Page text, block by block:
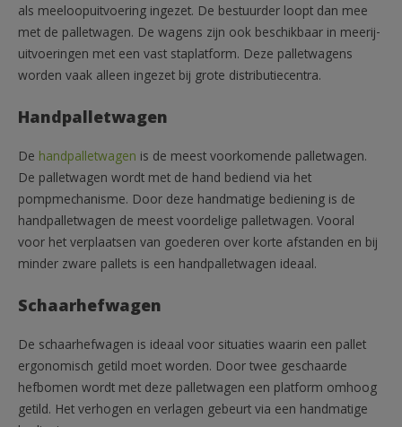
als meeloopuitvoering ingezet. De bestuurder loopt dan mee
met de palletwagen. De wagens zijn ook beschikbaar in meerij-
uitvoeringen met een vast staplatform. Deze palletwagens
worden vaak alleen ingezet bij grote distributiecentra.
Handpalletwagen
De handpalletwagen is de meest voorkomende palletwagen.
De palletwagen wordt met de hand bediend via het
pompmechanisme. Door deze handmatige bediening is de
handpalletwagen de meest voordelige palletwagen. Vooral
voor het verplaatsen van goederen over korte afstanden en bij
minder zware pallets is een handpalletwagen ideaal.
Schaarhefwagen
De schaarhefwagen is ideaal voor situaties waarin een pallet
ergonomisch getild moet worden. Door twee geschaarde
hefbomen wordt met deze palletwagen een platform omhoog
getild. Het verhogen en verlagen gebeurt via een handmatige